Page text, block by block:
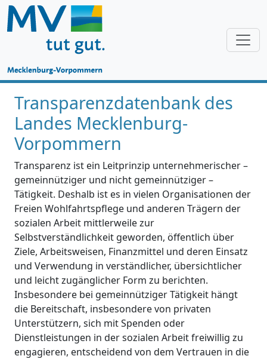
Transparenzdatenbank des
Landes Mecklenburg-
Vorpommern
Transparenz ist ein Leitprinzip unternehmerischer –
gemeinnütziger und nicht gemeinnütziger –
Tätigkeit. Deshalb ist es in vielen Organisationen der
Freien Wohlfahrtspflege und anderen Trägern der
sozialen Arbeit mittlerweile zur
Selbstverständlichkeit geworden, öffentlich über
Ziele, Arbeitsweisen, Finanzmittel und deren Einsatz
und Verwendung in verständlicher, übersichtlicher
und leicht zugänglicher Form zu berichten.
Insbesondere bei gemeinnütziger Tätigkeit hängt
die Bereitschaft, insbesondere von privaten
Unterstützern, sich mit Spenden oder
Dienstleistungen in der sozialen Arbeit freiwillig zu
engagieren, entscheidend von dem Vertrauen in die